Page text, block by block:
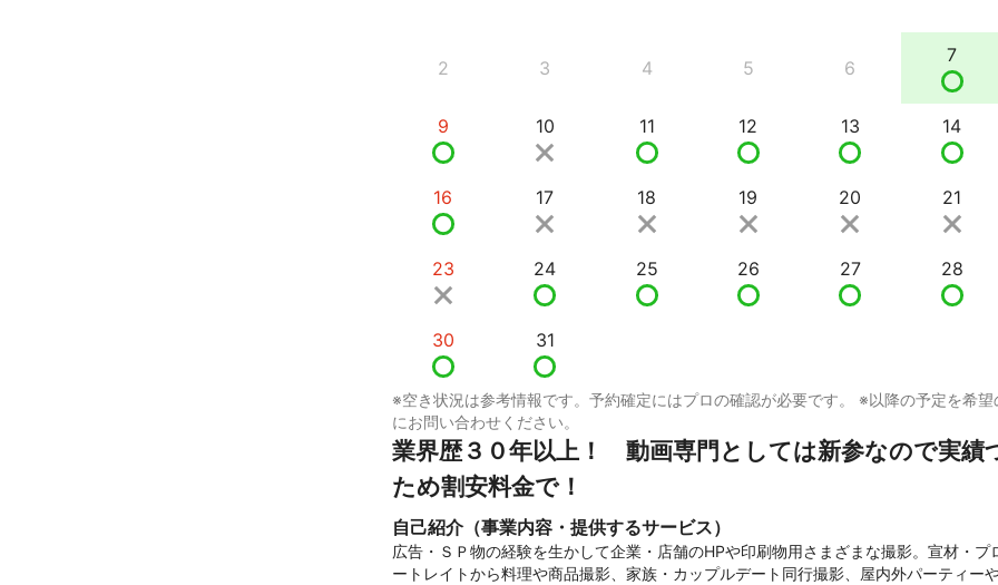
2 3 4 5 6
7
9 10 11 12 13 14
16 17 18 19 20 21
23 24 25 26 27 28
30 31
※空き状況は参考情報です。予約確定にはプロの確認が必要です。 ※以降の予定を希望
にお問い合わせください。
業界歴３０年以上！　動画専門としては新参なので実績
ため割安料金で！
自己紹介（事業内容・提供するサービス）
広告・ＳＰ物の経験を生かして企業・店舗のHPや印刷物用さまざまな撮影。宣材・プ
ートレイトから料理や商品撮影、家族・カップルデート同行撮影、屋内外パーティー